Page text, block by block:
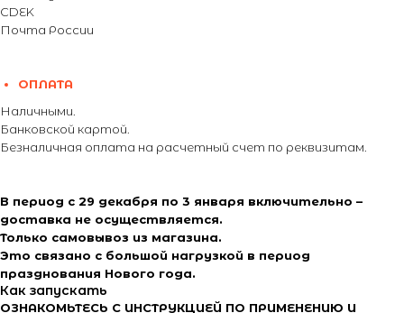
CDEK
Почта России
ОПЛАТА
Наличными.
Банковской картой.
Безналичная оплата на расчетный счет по реквизитам.
В период с 29 декабря по 3 января включительно –
доставка не осуществляется.
Только самовывоз из магазина.
Это связано с большой нагрузкой в период
празднования Нового года.
Как запускать
ОЗНАКОМЬТЕСЬ С ИНСТРУКЦИЕЙ ПО ПРИМЕНЕНИЮ И